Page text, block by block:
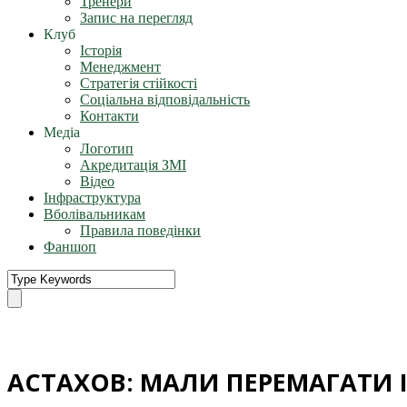
Запис на перегляд
Клуб
Історія
Менеджмент
Стратегія стійкості
Соціальна відповідальність
Контакти
Медіа
Логотип
Акредитація ЗМІ
Відео
Інфраструктура
Вболівальникам
Правила поведінки
Фаншоп
АСТАХОВ: МАЛИ ПЕРЕМАГАТИ